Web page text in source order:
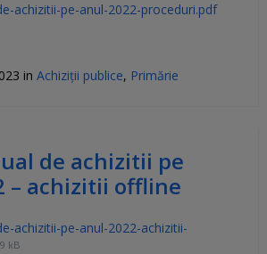
achizitii-pe-anul-2022-proceduri.pdf
in Achiziții publice, Primărie
de achizitii pe
– achizitii offline
achizitii-pe-anul-2022-achizitii-
kB